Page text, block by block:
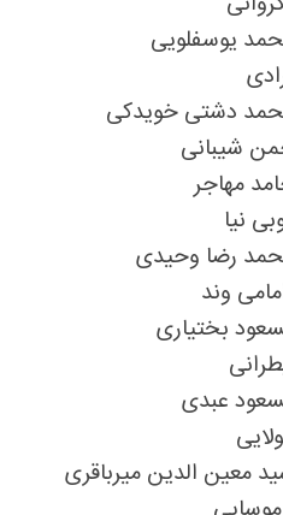
یوسفلویی
دشتی خویدکی
شیبانی
مهاجر
نیا
رضا وحیدی
وند
بختیاری
عبدی
معین الدین میرباقری